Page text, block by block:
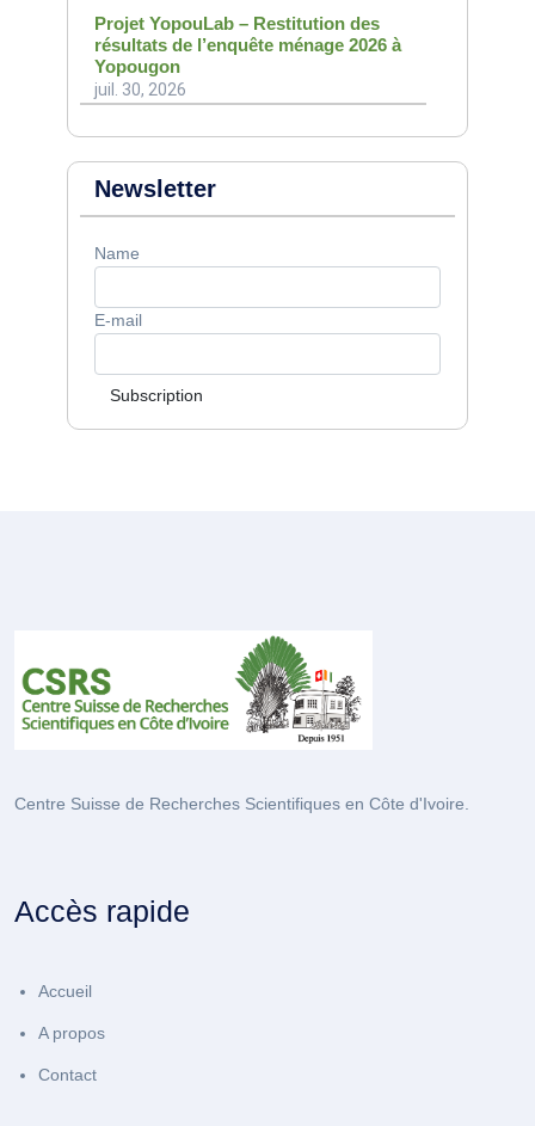
Projet YopouLab – Restitution des
résultats de l’enquête ménage 2026 à
Yopougon
juil. 30, 2026
Newsletter
Name
E-mail
Subscription
Centre Suisse de Recherches Scientifiques en Côte d'Ivoire.
Accès rapide
Accueil
A propos
Contact